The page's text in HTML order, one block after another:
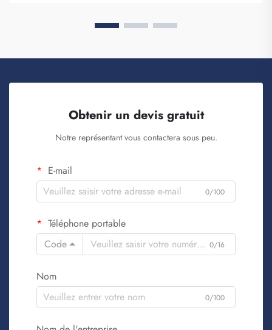
Obtenir un devis gratuit
Notre représentant vous contactera sous peu.
E-mail
0/100
Téléphone portable
Code
0/16
Nom
0/100